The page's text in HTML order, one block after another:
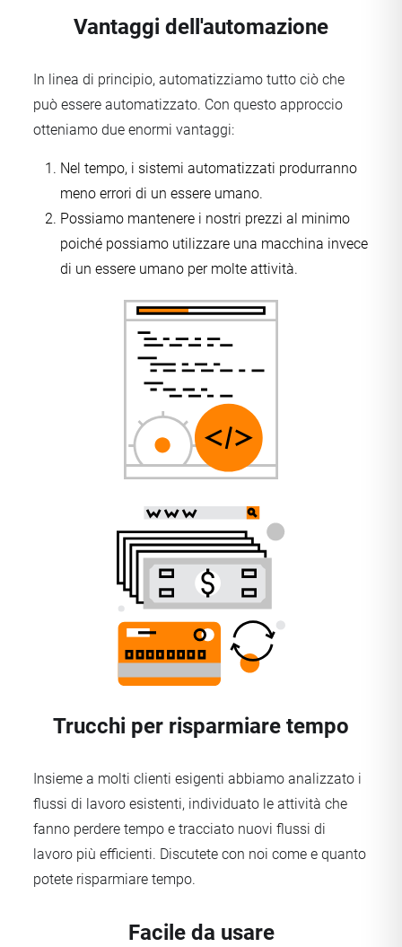
Vantaggi dell'automazione
In linea di principio, automatizziamo tutto ciò che
può essere automatizzato. Con questo approccio
otteniamo due enormi vantaggi:
Nel tempo, i sistemi automatizzati produrranno
meno errori di un essere umano.
Possiamo mantenere i nostri prezzi al minimo
poiché possiamo utilizzare una macchina invece
di un essere umano per molte attività.
Trucchi per risparmiare tempo
Insieme a molti clienti esigenti abbiamo analizzato i
flussi di lavoro esistenti, individuato le attività che
fanno perdere tempo e tracciato nuovi flussi di
lavoro più efficienti. Discutete con noi come e quanto
potete risparmiare tempo.
Facile da usare